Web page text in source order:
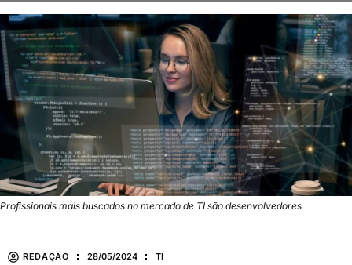
Profissionais mais buscados no mercado de TI são desenvolvedores
REDAÇÃO 28/05/2024 TI